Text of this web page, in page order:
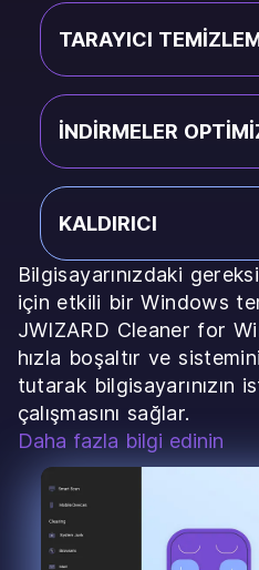
TARAYICI
İNDIRMELER
KALDIRICI
Bilgisayarınızdaki
için etkili bir Windows
JWIZARD Cleaner for
hızla boşaltır ve
tutarak bilgisayarınızın
çalışmasını sağlar.
Daha fazla bilgi edinin